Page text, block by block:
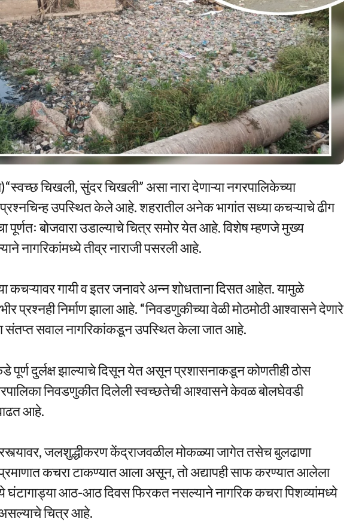
चिखली, सुंदर चिखली” असा नारा देणाऱ्या नगरपालिकेच्या
प्रश्नचिन्ह उपस्थित केले आहे. शहरातील अनेक भागांत सध्या कचऱ्याचे ढीग
बोजवारा उडाल्याचे चित्र समोर येत आहे. विशेष म्हणजे मुख्य
नागरिकांमध्ये तीव्र नाराजी पसरली आहे.
कचऱ्यावर गायी व इतर जनावरे अन्न शोधताना दिसत आहेत. यामुळे
प्रश्नही निर्माण झाला आहे. “निवडणुकीच्या वेळी मोठमोठी आश्वासने देणारे
संतप्त सवाल नागरिकांकडून उपस्थित केला जात आहे.
पूर्ण दुर्लक्ष झाल्याचे दिसून येत असून प्रशासनाकडून कोणतीही ठोस
निवडणुकीत दिलेली स्वच्छतेची आश्वासने केवळ बोलघेवडी
आहे.
रस्त्यावर, जलशुद्धीकरण केंद्राजवळील मोकळ्या जागेत तसेच बुलढाणा
प्रमाणात कचरा टाकण्यात आला असून, तो अद्यापही साफ करण्यात आलेला
घंटागाड्या आठ-आठ दिवस फिरकत नसल्याने नागरिक कचरा पिशव्यांमध्ये
चित्र आहे.